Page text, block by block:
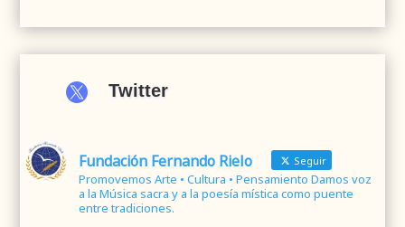
 Twitter
Fundación Fernando Rielo Seguir
Promovemos Arte • Cultura • Pensamiento Damos voz
a la Música sacra y a la poesía mística como puente
entre tradiciones.